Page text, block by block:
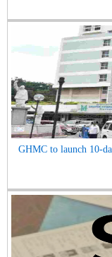
GHMC to launch 10-